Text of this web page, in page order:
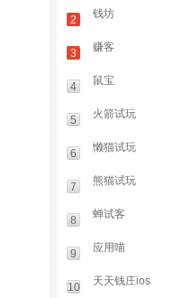
2 钱坊
3 赚客
4 鼠宝
5 火箭试玩
6 懒猫试玩
7 熊猫试玩
8 蝉试客
9 应用喵
10 天天钱庄ios